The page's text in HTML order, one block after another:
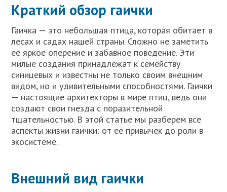
Краткий обзор гаички
Гаичка — это небольшая птица, которая обитает в
лесах и садах нашей страны. Сложно не заметить
её яркое оперение и забавное поведение. Эти
милые создания принадлежат к семейству
синицевых и известны не только своим внешним
видом, но и удивительными способностями. Гаички
— настоящие архитекторы в мире птиц, ведь они
создают свои гнезда с поразительной
тщательностью. В этой статье мы разберем все
аспекты жизни гаички: от её привычек до роли в
экосистеме.
Внешний вид гаички